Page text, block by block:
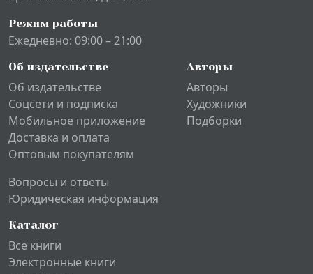
Режим работы
Ежедневно: 09:00 – 21:00
Об издательстве
Об издательстве
Соцсети и подписка
Мобильное приложение
Доставка и оплата
Оптовым покупателям
Вопросы и ответы
Юридическая информация
Авторы
Авторы
Художники
Подборки
Каталог
Все книги
Электронные книги